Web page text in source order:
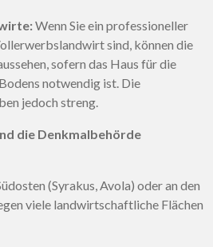
Wenn Sie ein professioneller
sind, können die
sofern das Haus für die
notwendig ist. Die
jedoch streng.
die Denkmalbehörde
(Syrakus, Avola) oder an den
viele landwirtschaftliche Flächen